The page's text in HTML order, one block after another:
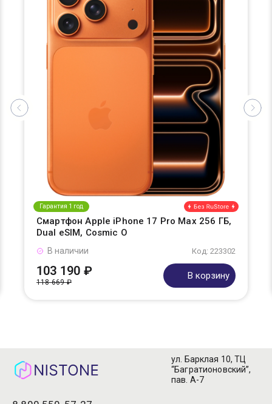
Гарантия 1 год
Смартфон Apple iPhone 17 Pro Max 256 ГБ,
Dual eSIM, Cosmic O
Код: 223302
В наличии
103 190 ₽
118 669 ₽
В корзину
ул. Барклая 10, ТЦ
“Багратионовский”,
пав. А-7